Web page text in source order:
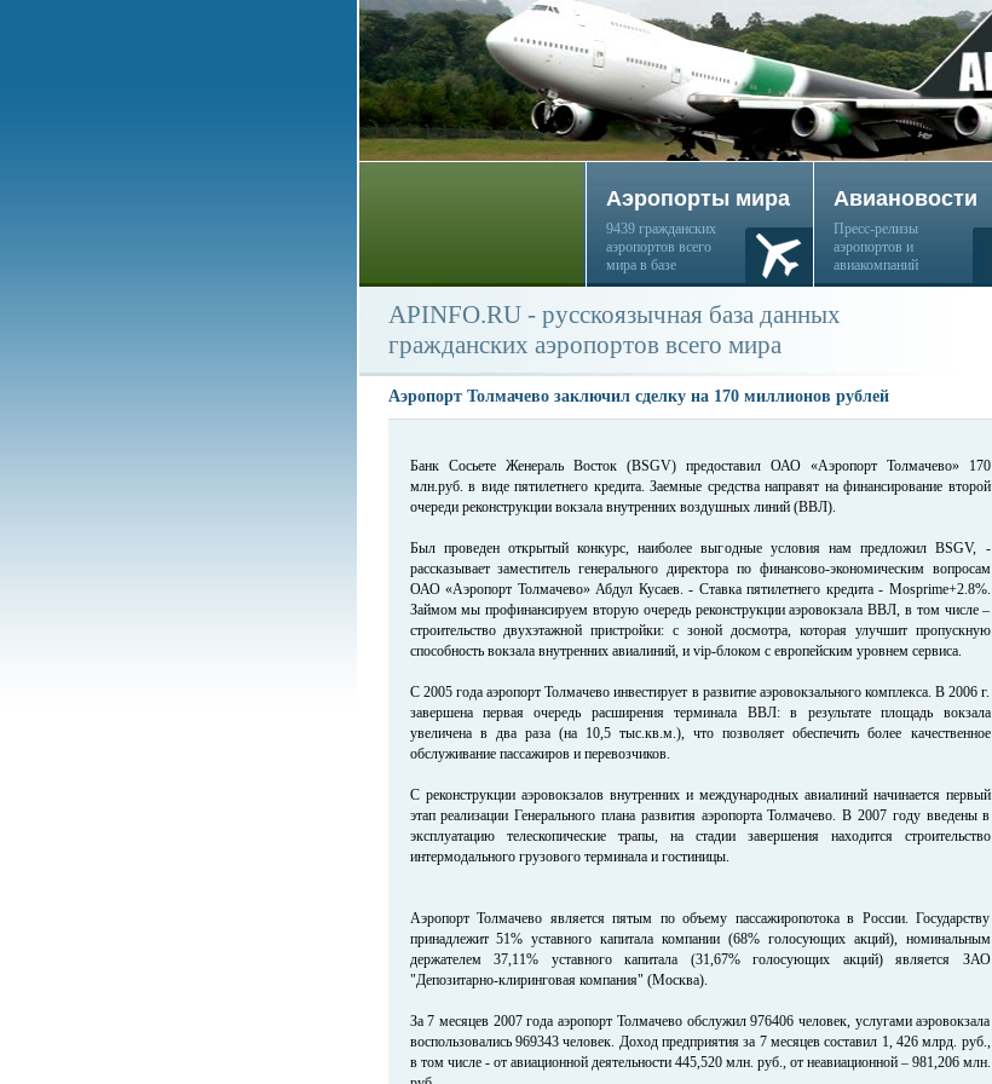
Аэропорты мира
9439 гражданских
аэропортов всего
мира в базе
Авиановости
Пресс-релизы
аэропортов и
авиакомпаний
APINFO.RU - русскоязычная база данных
гражданских аэропортов всего мира
Аэропорт Толмачево заключил сделку на 170 миллионов рублей
Банк Сосьете Женераль Восток (BSGV) предоставил ОАО «Аэропорт Толмачево» 170
млн.руб. в виде пятилетнего кредита. Заемные средства направят на финансирование второй
очереди реконструкции вокзала внутренних воздушных линий (ВВЛ).
Был проведен открытый конкурс, наиболее выгодные условия нам предложил BSGV, -
рассказывает заместитель генерального директора по финансово-экономическим вопросам
ОАО «Аэропорт Толмачево» Абдул Кусаев. - Ставка пятилетнего кредита - Mosprime+2.8%.
Займом мы профинансируем вторую очередь реконструкции аэровокзала ВВЛ, в том числе –
строительство двухэтажной пристройки: с зоной досмотра, которая улучшит пропускную
способность вокзала внутренних авиалиний, и vip-блоком с европейским уровнем сервиса.
С 2005 года аэропорт Толмачево инвестирует в развитие аэровокзального комплекса. В 2006 г.
завершена первая очередь расширения терминала ВВЛ: в результате площадь вокзала
увеличена в два раза (на 10,5 тыс.кв.м.), что позволяет обеспечить более качественное
обслуживание пассажиров и перевозчиков.
С реконструкции аэровокзалов внутренних и международных авиалиний начинается первый
этап реализации Генерального плана развития аэропорта Толмачево. В 2007 году введены в
эксплуатацию телескопические трапы, на стадии завершения находится строительство
интермодального грузового терминала и гостиницы.
Аэропорт Толмачево является пятым по объему пассажиропотока в России. Государству
принадлежит 51% уставного капитала компании (68% голосующих акций), номинальным
держателем 37,11% уставного капитала (31,67% голосующих акций) является ЗАО
"Депозитарно-клиринговая компания" (Москва).
За 7 месяцев 2007 года аэропорт Толмачево обслужил 976406 человек, услугами аэровокзала
воспользовались 969343 человек. Доход предприятия за 7 месяцев составил 1, 426 млрд. руб.,
в том числе - от авиационной деятельности 445,520 млн. руб., от неавиационной – 981,206 млн.